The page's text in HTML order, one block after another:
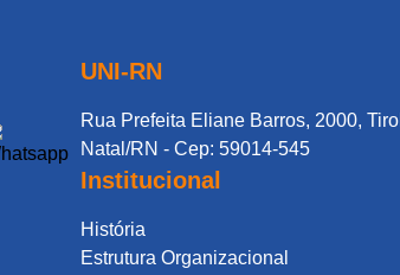
UNI-RN
Rua Prefeita Eliane Barros, 2000, Tirol
Natal/RN - Cep: 59014-545
Institucional
História
Estrutura Organizacional